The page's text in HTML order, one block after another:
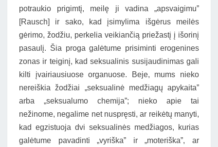
potraukio prigimtį, meilę ji vadina „apsvaigimu”
[Rausch] ir sako, kad įsimylima išgėrus meilės
gėrimo, žodžiu, perkelia veikiančią priežastį į išorinį
pasaulį. Šia proga galėtume prisiminti erogenines
zonas ir teiginį, kad seksualinis susijaudinimas gali
kilti įvairiausiuose organuose. Beje, mums nieko
nereiškia žodžiai „seksualinė medžiagų apykaita”
arba „seksualumo chemija”; nieko apie tai
nežinome, negalime net nuspręsti, ar reikėtų manyti,
kad egzistuoja dvi seksualinės medžiagos, kurias
galėtume pavadinti „vyriška” ir „moteriška”, ar